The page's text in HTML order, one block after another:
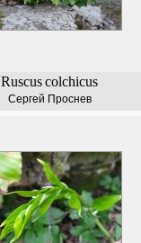
Ruscuscolchicus
Сергей Проснев